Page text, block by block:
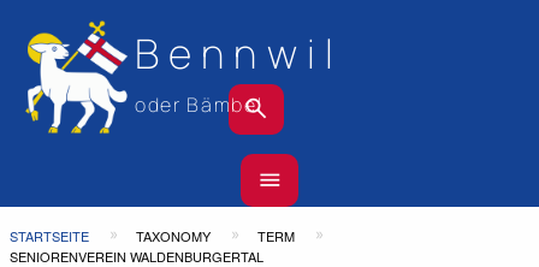
Bennwil
oder Bämbel
search
Hauptnavigation
Top
Bar
menu
Pfadnavigation
STARTSEITE TAXONOMY
TERM
SENIORENVEREIN WALDENBURGERTAL